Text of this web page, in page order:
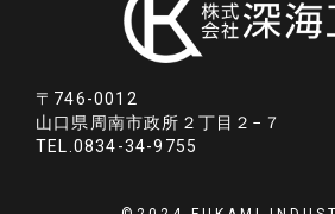
〒746-0012
山口県周南市政所２丁目２−７
TEL.0834-34-9755